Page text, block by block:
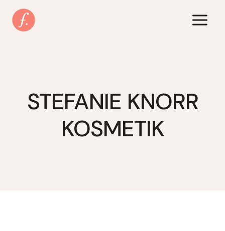
Inhalt
springen
STEFANIE KNORR
KOSMETIK